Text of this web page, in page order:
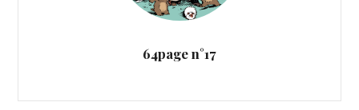
64page n°17